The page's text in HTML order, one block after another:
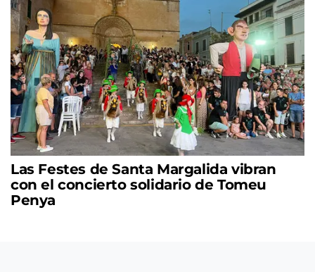
Las Festes de Santa Margalida vibran
con el concierto solidario de Tomeu
Penya